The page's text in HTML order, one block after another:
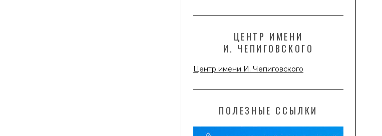
ЦЕНТР ИМЕНИ
И. ЧЕПИГОВСКОГО
Центр имени И. Чепиговского
ПОЛЕЗНЫЕ ССЫЛКИ